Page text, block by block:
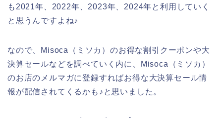
も2021年、2022年、2023年、2024年と利用していく
と思うんですよね♪
なので、Misoca（ミソカ）のお得な割引クーポンや大
決算セールなどを調べていく内に、Misoca（ミソカ）
のお店のメルマガに登録すればお得な大決算セール情
報が配信されてくるかも♪と思いました。